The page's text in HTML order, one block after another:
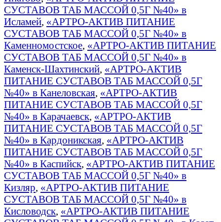
СУСТАВОВ ТАБ МАССОЙ 0,5Г №40» в
Исламей, «АРТРО-АКТИВ ПИТАНИЕ
СУСТАВОВ ТАБ МАССОЙ 0,5Г №40» в
Каменномостское, «АРТРО-АКТИВ ПИТАНИЕ
СУСТАВОВ ТАБ МАССОЙ 0,5Г №40» в
Каменск-Шахтинский, «АРТРО-АКТИВ
ПИТАНИЕ СУСТАВОВ ТАБ МАССОЙ 0,5Г
№40» в Канеловская, «АРТРО-АКТИВ
ПИТАНИЕ СУСТАВОВ ТАБ МАССОЙ 0,5Г
№40» в Карачаевск, «АРТРО-АКТИВ
ПИТАНИЕ СУСТАВОВ ТАБ МАССОЙ 0,5Г
№40» в Кардоникская, «АРТРО-АКТИВ
ПИТАНИЕ СУСТАВОВ ТАБ МАССОЙ 0,5Г
№40» в Каспийск, «АРТРО-АКТИВ ПИТАНИЕ
СУСТАВОВ ТАБ МАССОЙ 0,5Г №40» в
Кизляр, «АРТРО-АКТИВ ПИТАНИЕ
СУСТАВОВ ТАБ МАССОЙ 0,5Г №40» в
Кисловодск, «АРТРО-АКТИВ ПИТАНИЕ